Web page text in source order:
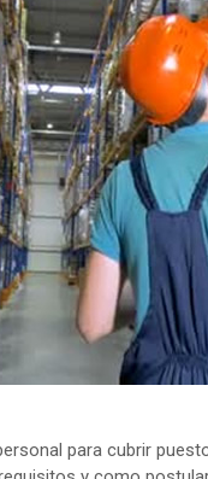
para cubrir